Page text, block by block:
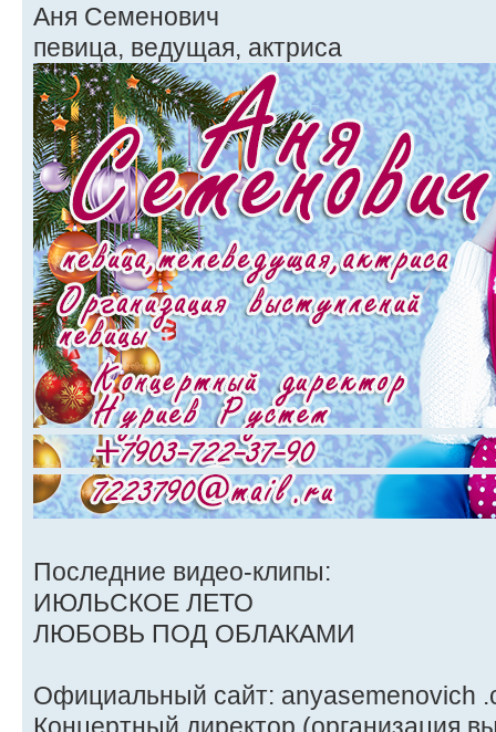
Аня Семенович
певица, ведущая, актриса
Последние видео-клипы:
ИЮЛЬСКОЕ ЛЕТО
ЛЮБОВЬ ПОД ОБЛАКАМИ
Официальный сайт: anyasemenovich
Концертный директор (организация